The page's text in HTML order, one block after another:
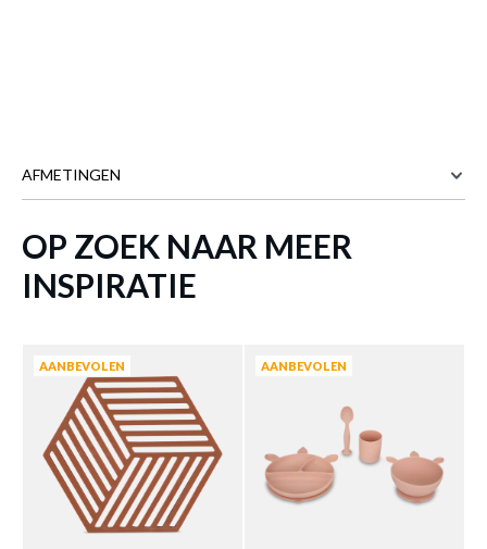
AFMETINGEN
Meer afmetingen
OP ZOEK NAAR MEER
INSPIRATIE
AANBEVOLEN AANBEVOLEN
Kindereetset SMIKKEL Sil. Terracotta
toegevoegd aan je winkelmandje